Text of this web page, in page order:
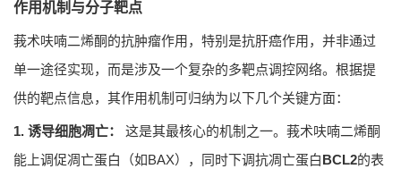
作用机制与分子靶点
莪术呋喃二烯酮的抗肿瘤作用，特别是抗肝癌作用，并非通过
单一途径实现，而是涉及一个复杂的多靶点调控网络。根据提
供的靶点信息，其作用机制可归纳为以下几个关键方面：
1. 诱导细胞凋亡：
这是其最核心的机制之一。莪术呋喃二烯酮
能上调促凋亡蛋白（如BAX），同时下调抗凋亡蛋白BCL2的表